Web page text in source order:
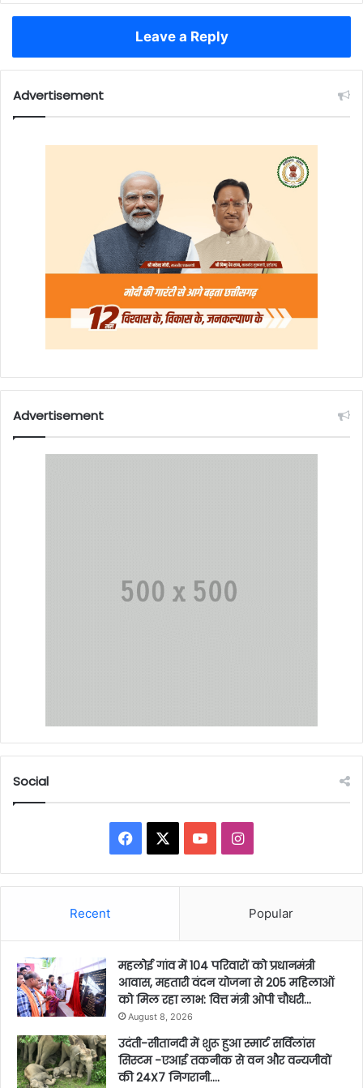
Leave a Reply
Advertisement
Advertisement
Social
Facebook YouTubeInstagram
Recent Popular
महलोई गांव में 104 परिवारों को प्रधानमंत्री
आवास, महतारी वंदन योजना से 205 महिलाओं
को मिल रहा लाभ: वित्त मंत्री ओपी चौधरी…
August 8, 2026
उदंती-सीतानदी में शुरू हुआ स्मार्ट सर्विलांस
सिस्टम -एआई तकनीक से वन और वन्यजीवों
की 24X7 निगरानी….